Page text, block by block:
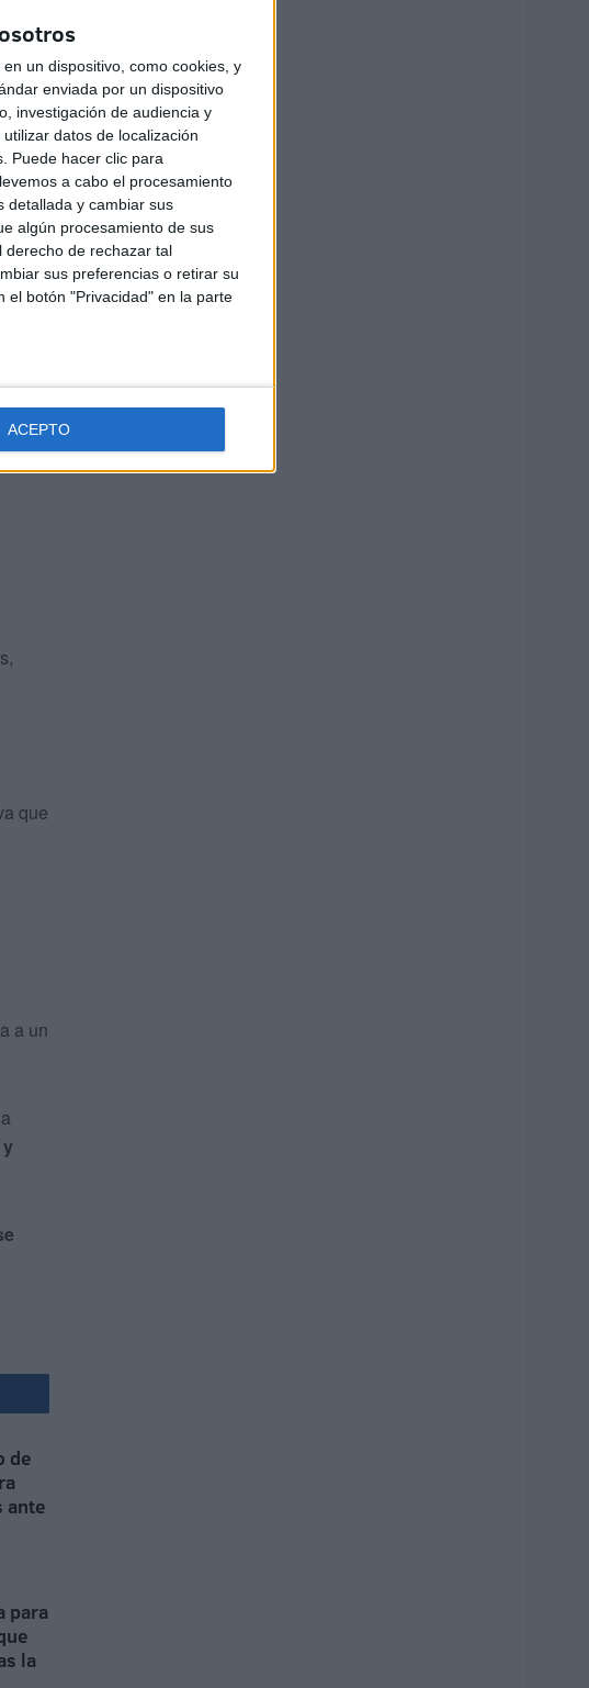
un dispositivo, como cookies, y
enviada por un dispositivo
investigación de audiencia y
datos de localización
Puede hacer clic para
a cabo el procesamiento
detallada y cambiar sus
algún procesamiento de sus
derecho de rechazar tal
sus preferencias o retirar su
el botón "Privacidad" en la parte
ACEPTO
que
a un
de
ante
para
la